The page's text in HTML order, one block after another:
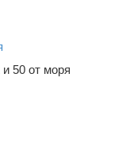
50 от моря